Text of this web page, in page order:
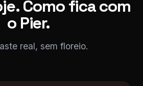
Como fica com
o Pier.
real, sem floreio.